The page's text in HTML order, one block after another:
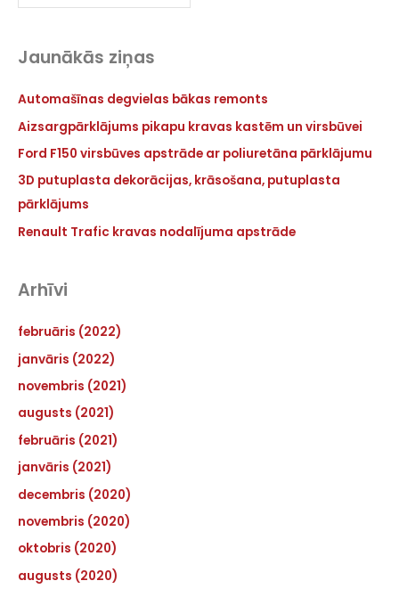
Jaunākās ziņas
Automašīnas degvielas bākas remonts
Aizsargpārklājums pikapu kravas kastēm un virsbūvei
Ford F150 virsbūves apstrāde ar poliuretāna pārklājumu
3D putuplasta dekorācijas, krāsošana, putuplasta
pārklājums
Renault Trafic kravas nodalījuma apstrāde
Arhīvi
februāris (2022)
janvāris (2022)
novembris (2021)
augusts (2021)
februāris (2021)
janvāris (2021)
decembris (2020)
novembris (2020)
oktobris (2020)
augusts (2020)